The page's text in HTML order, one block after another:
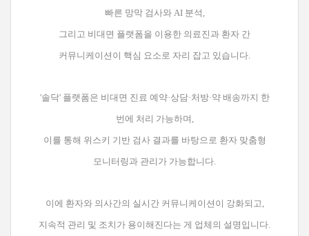
빠른 망막 검사와 AI 분석,
그리고 비대면 플랫폼을 이용한 의료진과 환자 간
커뮤니케이션이 핵심 요소로 자리 잡고 있습니다.
'솔닥' 플랫폼은 비대면 진료 예약·상담·처방·약 배송까지 한
번에 처리 가능하며,
이를 통해 위스키 기반 검사 결과를 바탕으로 환자 맞춤형
모니터링과 관리가 가능합니다.
이에 환자와 의사간의 실시간 커뮤니케이션이 강화되고,
지속적 관리 및 조치가 용이해진다는 게 업체의 설명입니다.